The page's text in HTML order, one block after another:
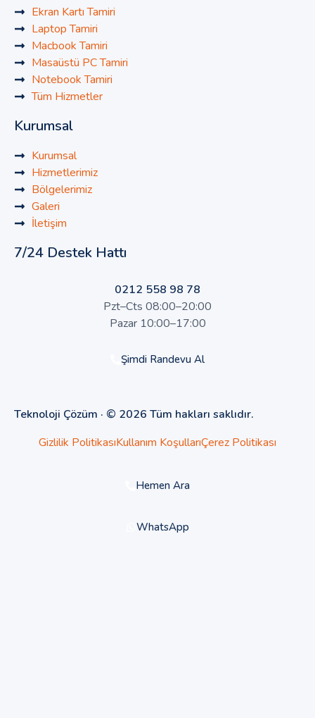
Ekran Kartı Tamiri
Laptop Tamiri
Macbook Tamiri
Masaüstü PC Tamiri
Notebook Tamiri
Tüm Hizmetler
Kurumsal
Kurumsal
Hizmetlerimiz
Bölgelerimiz
Galeri
İletişim
7/24 Destek Hattı
0212 558 98 78
Pzt–Cts 08:00–20:00
Pazar 10:00–17:00
Şimdi Randevu Al
Teknoloji Çözüm · © 2026 Tüm hakları saklıdır.
Gizlilik PolitikasıKullanım KoşullarıÇerez Politikası
Hemen Ara
WhatsApp